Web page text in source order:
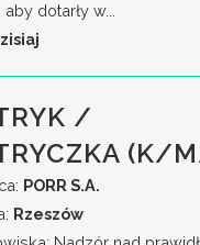
dotarły w...
/
(K/
PORR S.A.
Rzeszów